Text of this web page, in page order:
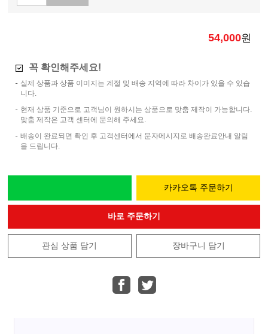
54,000원
꼭 확인해주세요!
실제 상품과 상품 이미지는 계절 및 배송 지역에 따라 차이가 있을 수 있습
니다.
현재 상품 기준으로 고객님이 원하시는 상품으로 맞춤 제작이 가능합니다.
맞춤 제작은 고객 센터에 문의해 주세요.
배송이 완료되면 확인 후 고객센터에서 문자메시지로 배송완료안내 알림
을 드립니다.
카카오톡 주문하기
바로 주문하기
관심 상품 담기 장바구니 담기